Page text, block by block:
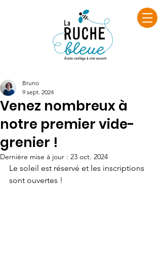
Venez nombreux à
notre premier vide-
grenier !
Bruno
9 sept. 2024
Dernière mise à jour : 23 oct. 2024
Le soleil est réservé et les inscriptions
sont ouvertes !